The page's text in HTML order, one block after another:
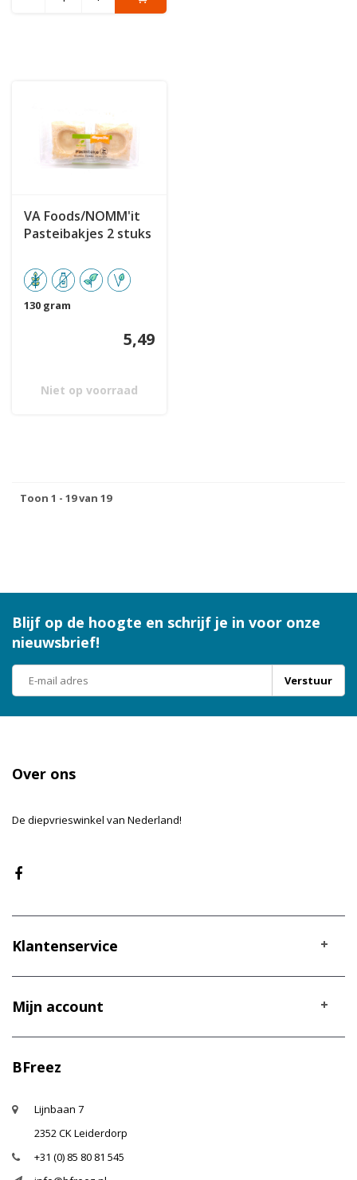
VA Foods/NOMM'it
Pasteibakjes 2 stuks
130 gram
5,49
Niet op voorraad
Toon 1 - 19 van 19
Blijf op de hoogte en schrijf je in voor onze
nieuwsbrief!
Verstuur
Over ons
De diepvrieswinkel van Nederland!
Klantenservice
Mijn account
BFreez
Lijnbaan 7
2352 CK Leiderdorp
+31 (0) 85 80 81 545